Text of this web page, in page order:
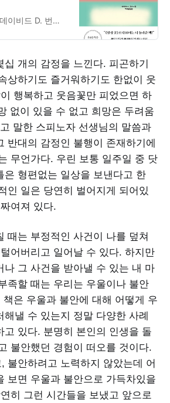
기 위한 최고의
과 마…
데이비드 D. 번즈 지음, 박혜원 옮김
십 개의 감정을 느낀다. 피곤하기
상하기도 즐거워하기도 한없이 웃
행복하고 웃음꽃만 피었으면 하
없이 있을 수 없고 희망은 두려움
말한 스피노자 선생님의 말씀과
반대의 감정인 불행이 존재하기에
무언가다. 우린 보통 일주일 중 닷
은 형편없는 일상을 보낸다고 한
인 일은 당연히 벌어지게 되어있
여져 있다.
때는 부정적인 사건이 나를 덮쳐
어버리고 일어날 수 있다. 하지만
나 그 사건을 받아낼 수 있는 내 마
족할 때는 우리는 우울이나 불안
은 우울과 불안에 대해 어떻게 우
해낼 수 있는지 정말 다양한 사례
고 있다. 분명히 본인의 인생을 돌
불안했던 경험이 떠오를 것이다.
불안하려고 노력하지 않았는데 어
보면 우울과 불안으로 가득차있을
히 그런 시간들을 보냈고 앞으로